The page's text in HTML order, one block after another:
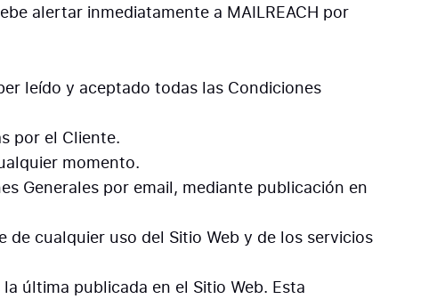
alertar inmediatamente a MAILREACH por
leído y aceptado todas las Condiciones
por el Cliente.
momento.
Generales por email, mediante publicación en
cualquier uso del Sitio Web y de los servicios
última publicada en el Sitio Web. Esta